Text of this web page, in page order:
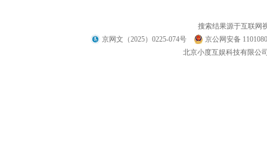
搜索结果源于互联网
京网文（2025）0225-074号
京公网安备
北京小度互娱科技有限公